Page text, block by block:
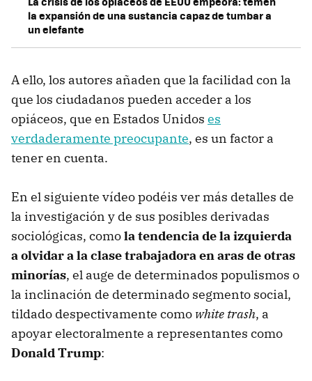
la expansión de una sustancia capaz de tumbar a
un elefante
A ello, los autores añaden que la facilidad con la
que los ciudadanos pueden acceder a los
opiáceos, que en Estados Unidos es
verdaderamente preocupante, es un factor a
tener en cuenta.
En el siguiente vídeo podéis ver más detalles de
la investigación y de sus posibles derivadas
sociológicas, comola tendencia de la izquierda
a olvidar a la clase trabajadora en aras de otras
minorías, el auge de determinados populismos o
la inclinación de determinado segmento social,
tildado despectivamente como white trash, a
apoyar electoralmente a representantes como
Donald Trump: